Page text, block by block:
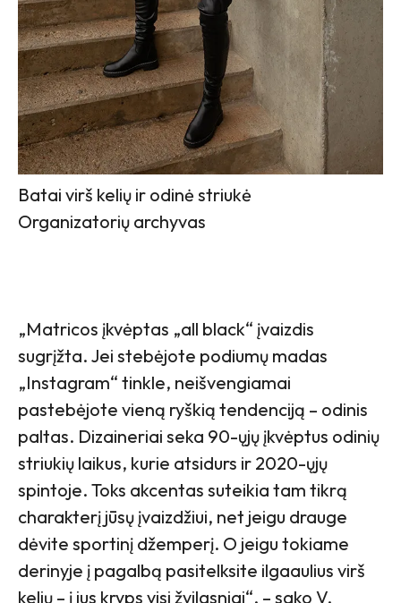
Batai virš kelių ir odinė striukė
Organizatorių archyvas
„Matricos įkvėptas „all black“ įvaizdis
sugrįžta. Jei stebėjote podiumų madas
„Instagram“ tinkle, neišvengiamai
pastebėjote vieną ryškią tendenciją – odinis
paltas. Dizaineriai seka 90-ųjų įkvėptus odinių
striukių laikus, kurie atsidurs ir 2020-ųjų
spintoje. Toks akcentas suteikia tam tikrą
charakterį jūsų įvaizdžiui, net jeigu drauge
dėvite sportinį džemperį. O jeigu tokiame
derinyje į pagalbą pasitelksite ilgaaulius virš
kelių – į jus kryps visi žvilgsniai“, – sako V.